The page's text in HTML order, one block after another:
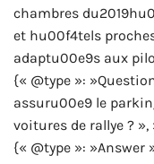
chambres
et hu00f4tels
adaptu00e9s aux
{« @type »:
assuru00e9 le
voitures de rallye ? »,
{« @type »: »Answer